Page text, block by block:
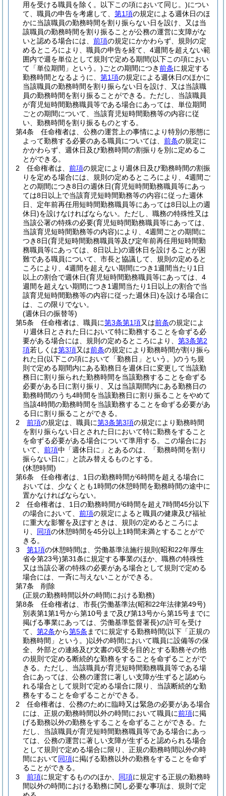
用を受ける職員を除く。以下この項において同じ。)につい
て、職員の申告を考慮して、 第1項の規定による週休日のほ
かに当該職員の勤務時間を割り振らない日を設け、又は当
該職員の勤務時間を割り振ることが公務の運営に支障がな
いと認める場合には、 前項の規定にかかわらず、規則の定
めるところにより、職員の申告を経て、4週間を超えない範
囲内で週を単位として規則で定める期間(以下この項におい
て「単位期間」という。)ごとの期間につき前条に規定する
勤務時間となるように、 第1項の規定による週休日のほかに
当該職員の勤務時間を割り振らない日を設け、又は当該職
員の勤務時間を割り振ることができる。 ただし、当該職員
が育児短時間勤務職員等である場合にあっては、単位期間
ごとの期間について、当該育児短時間勤務等の内容に従
い、勤務時間を割り振るものとする。
第4条
任命権者は、公務の運営上の事情により特別の形態に
よって勤務する必要のある職員については、 前条の規定に
かかわらず、週休日及び勤務時間の割振りを別に定めるこ
とができる。
2
任命権者は、 前項の規定により週休日及び勤務時間の割振
りを定める場合には、規則の定めるところにより、4週間ご
との期間につき8日の週休日(育児短時間勤務職員等にあっ
ては8日以上で当該育児短時間勤務等の内容に従った週休
日、定年前再任用短時間勤務職員等にあっては8日以上の週
休日)を設けなければならない。 ただし、職務の特殊性又は
当該公署の特殊の必要(育児短時間勤務職員等にあっては、
当該育児短時間勤務等の内容)により、4週間ごとの期間に
つき8日(育児短時間勤務職員等及び定年前再任用短時間勤
務職員等にあっては、8日以上)の週休日を設けることが困
難である職員について、市長と協議して、規則の定めると
ころにより、4週間を超えない期間につき1週間当たり1日
以上の割合で週休日(育児短時間勤務職員等にあっては、4
週間を超えない期間につき1週間当たり1日以上の割合で当
該育児短時間勤務等の内容に従った週休日)を設ける場合に
は、この限りでない。
(週休日の振替等)
第5条
任命権者は、職員に第3条第1項又は前条の規定によ
り週休日とされた日において特に勤務することを命ずる必
要がある場合には、規則の定めるところにより、 第3条第2
項若しくは第3項又は前条の規定により勤務時間が割り振ら
れた日(以下この項において「勤務日」という。)のうち規
則で定める期間内にある勤務日を週休日に変更して当該勤
務日に割り振られた勤務時間を当該勤務することを命ずる
必要がある日に割り振り、又は当該期間内にある勤務日の
勤務時間のうち4時間を当該勤務日に割り振ることをやめて
当該4時間の勤務時間を当該勤務することを命ずる必要があ
る日に割り振ることができる。
2
前項の規定は、職員に第3条第3項の規定により勤務時間
を割り振らない日とされた日において特に勤務をすること
を命ずる必要がある場合について準用する。
この場合にお
いて、 前項中「週休日に」とあるのは、「勤務時間を割り
振らない日に」と読み替えるものとする。
(休憩時間)
第6条
任命権者は、1日の勤務時間が6時間を超える場合に
おいては、少なくとも1時間の休憩時間を勤務時間の途中に
置かなければならない。
2
任命権者は、1日の勤務時間が6時間を超え7時間45分以下
の場合において、 前項の規定によると職員の健康及び福祉
に重大な影響を及ぼすときは、規則の定めるところによ
り、 同項の休憩時間を45分以上1時間未満とすることがで
きる。
3
第1項の休憩時間は、労働基準法施行規則 (昭和22年厚生
省令第23号)第31条に規定する事業のほか、職務の特殊性
又は当該公署の特殊の必要がある場合として規則で定める
場合には、一斉に与えないことができる。
第7条
削除
(正規の勤務時間以外の時間における勤務)
第8条
任命権者は、市長(労働基準法(昭和22年法律第49号)
別表第1第1号から第10号まで及び第13号から第15号までに
掲げる事業にあっては、労働基準監督署長)の許可を受け
て、 第2条から第5条 までに規定する勤務時間(以下「正規の
勤務時間」という。)以外の時間において職員に設備等の保
全、外部との連絡及び文書の収受を目的とする勤務その他
の規則で定める断続的な勤務をすることを命ずることがで
きる。 ただし、当該職員が育児短時間勤務職員等である場
合にあっては、公務の運営に著しい支障が生ずると認めら
れる場合として規則で定める場合に限り、当該断続的な勤
務をすることを命ずることができる。
2
任命権者は、公務のために臨時又は緊急の必要がある場合
には、正規の勤務時間以外の時間において職員に前項に掲
げる勤務以外の勤務をすることを命ずることができる。 た
だし、当該職員が育児短時間勤務職員等である場合にあっ
ては、公務の運営に著しい支障が生ずると認められる場合
として規則で定める場合に限り、正規の勤務時間以外の時
間において同項に掲げる勤務以外の勤務をすることを命ず
ることができる。
3
前項に規定するもののほか、 同項に規定する正規の勤務時
間以外の時間における勤務に関し必要な事項は、規則で定